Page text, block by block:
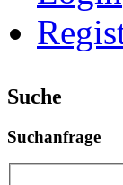
Suche
Suchanfrage